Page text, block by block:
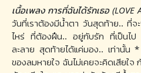
เนื้อเพลง การที่ฉันได้รักเธอ (LOVE
วันที่เราต้องมีน้ำตา วันสุดท้าย.. ที่จ
ไหร่ ที่ต้องฝืน.. อยู่กับรัก ที่เป็นไป
ละลาย สุดท้ายได้แค่มอง.. เท่านั้น
ของลมหายใจ ฉันไม่เคยจะคิดเสียใ